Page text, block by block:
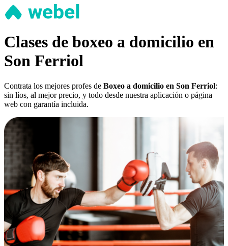
Clases de boxeo a domicilio en
Son Ferriol
Contrata los mejores profes de Boxeo a domicilio en Son Ferriol:
sin líos, al mejor precio, y todo desde nuestra aplicación o página
web con garantía incluida.